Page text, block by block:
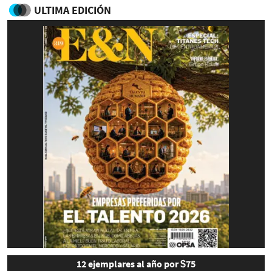
ULTIMA EDICIÓN
12 ejemplares al año por $75